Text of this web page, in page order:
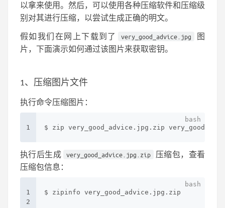
以拿来使用。然后，可以使用各种压缩软件和压缩级
别对其进行压缩，以尝试生成正确的明文。
假如我们在网上下载到了 very_good_advice.jpg
图
片，下面演示如何通过该图片来获取密钥。
1、压缩图片文件
执行命令压缩图片：
1 $ zip very_good_advice.jpg.zip
执行后生成 very_good_advice.jpg.zip
压缩包，查看
压缩包信息：
1
2
$ zipinfo very_good_advice.jpg.zip